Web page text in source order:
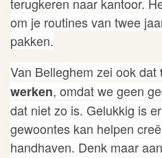
terugkeren naar kantoor.
om je routines van twee
pakken.
Van Belleghem zei ook dat
werken, omdat we geen
dat niet zo is. Gelukkig is
gewoontes kan helpen
handhaven. Denk maar